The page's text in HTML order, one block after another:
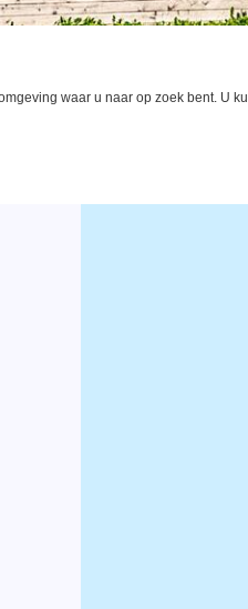
waar u naar op zoek bent. U